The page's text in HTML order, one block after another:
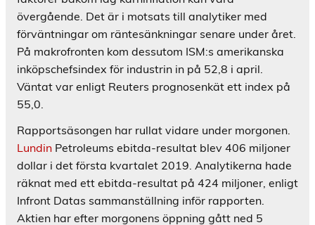
övergående. Det är i motsats till analytiker med
förväntningar om räntesänkningar senare under året.
På makrofronten kom dessutom ISM:s amerikanska
inköpschefsindex för industrin in på 52,8 i april.
Väntat var enligt Reuters prognosenkät ett index på
55,0.
Rapportsäsongen har rullat vidare under morgonen.
Lundin Petroleums ebitda-resultat blev 406 miljoner
dollar i det första kvartalet 2019. Analytikerna hade
räknat med ett ebitda-resultat på 424 miljoner, enligt
Infront Datas sammanställning inför rapporten.
Aktien har efter morgonens öppning gått ned 5